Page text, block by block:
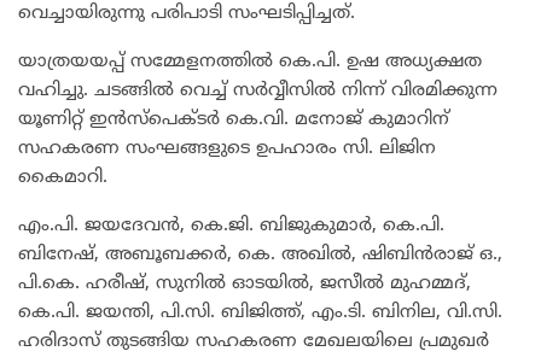
വെച്ചായിരുന്നു പരിപാടി സംഘടിപ്പിച്ചത്.
യാത്രയയപ്പ് സമ്മേളനത്തിൽ കെ.പി. ഉഷ അധ്യക്ഷത
വഹിച്ചു. ചടങ്ങിൽ വെച്ച് സർവ്വീസിൽ നിന്ന് വിരമിക്കുന്ന
യൂണിറ്റ് ഇൻസ്‌പെക്ടർ കെ.വി. മനോജ് കുമാറിന്
സഹകരണ സംഘങ്ങളുടെ ഉപഹാരം സി. ലിജിന
കൈമാറി.
എം.പി. ജയദേവൻ, കെ.ജി. ബിജുകുമാർ, കെ.പി.
ബിനേഷ്, അബൂബക്കർ, കെ. അഖിൽ, ഷിബിൻരാജ് ഒ.,
പി.കെ. ഹരീഷ്, സുനിൽ ഓടയിൽ, ജസീൽ മുഹമ്മദ്,
കെ.പി. ജയന്തി, പി.സി. ബിജിത്ത്, എം.ടി. ബിനില, വി.സി.
ഹരിദാസ് തുടങ്ങിയ സഹകരണ മേഖലയിലെ പ്രമുഖർ